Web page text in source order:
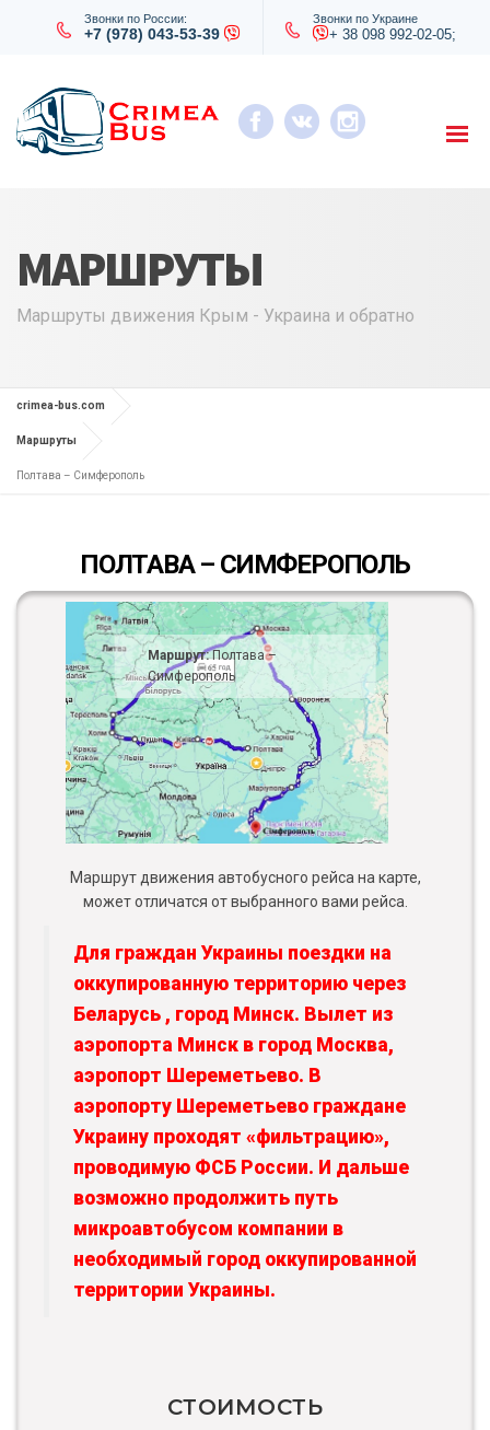
Звонки по России:
+7 (978) 043-53-39
Звонки по Украине
+ 38 098 992-02-05;
МАРШРУТЫ
Маршруты движения Крым - Украина и обратно
crimea-bus.com
Маршруты
Полтава – Симферополь
ПОЛТАВА – СИМФЕРОПОЛЬ
Маршрут:Полтава –
Симферополь
Маршрут движения автобусного рейса на карте,
может отличатся от выбранного вами рейса.
Для граждан Украины поездки на
оккупированную территорию через
Беларусь , город Минск. Вылет из
аэропорта Минск в город Москва,
аэропорт Шереметьево. В
аэропорту Шереметьево граждане
Украину проходят «фильтрацию»,
проводимую ФСБ России. И дальше
возможно продолжить путь
микроавтобусом компании в
необходимый город оккупированной
территории Украины.
СТОИМОСТЬ